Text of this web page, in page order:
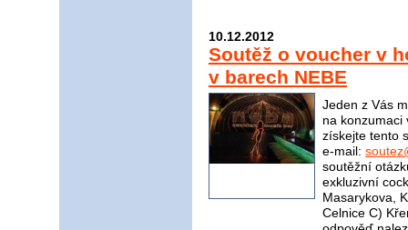
10.12.2012
Soutěž o voucher v
v barech NEBE
Jeden z Vás
na konzumaci
získejte tento
e-mail:
soutěžní
exkluzivní
Masarykova,
Celnice C)